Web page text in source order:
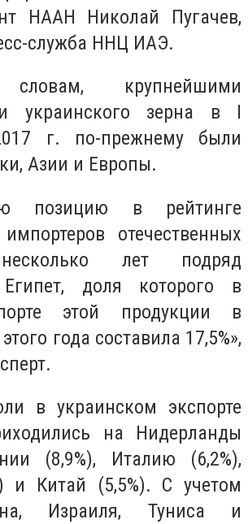
НААН Николай Пугачев,
служба ННЦ ИАЭ.
крупнейшими
украинского зерна в I
г. по-прежнему были
Азии и Европы.
позицию в рейтинге
отечественных
лет подряд
Египет, доля которого в
этой продукции в
года составила 17,5%»,
в украинском экспорте
на Нидерланды
(8,9%), Италию (6,2%),
и Китай (5,5%). С учетом
Израиля, Туниса и